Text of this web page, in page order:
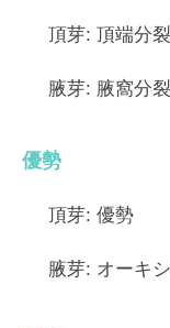
頂芽: 頂端分
腋芽: 腋窩分
優勢
頂芽: 優勢
腋芽: オーキ